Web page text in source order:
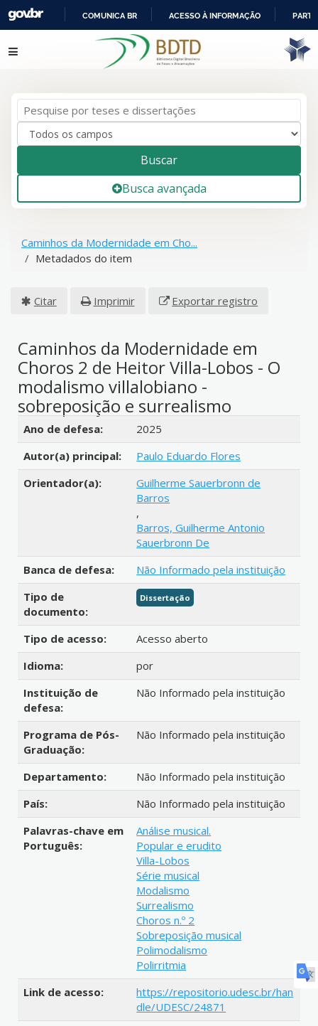
IR
PARA
COMUNICA BR ACESSO À INFORMAÇÃO
Pular para o conteúdo
Buscar
Busca avançada
Caminhos da Modernidade em Cho...
Metadados do item
Citar Imprimir Exportar registro
Caminhos da Modernidade em
Choros 2 de Heitor Villa-Lobos - O
modalismo villalobiano -
sobreposição e surrealismo
Detalhes bibliográficos
Ano de defesa:
2025
Autor(a) principal:
Paulo Eduardo Flores
Orientador(a):
Guilherme Sauerbronn de
Barros
,
Barros, Guilherme Antonio
Sauerbronn De
Banca de defesa:
Não Informado pela instituição
Tipo de
documento:
Dissertação
Tipo de acesso:
Acesso aberto
Idioma:
por
Instituição de
defesa:
Não Informado pela instituição
Programa de Pós-
Graduação:
Não Informado pela instituição
Departamento:
Não Informado pela instituição
País:
Não Informado pela instituição
Palavras-chave em
Português:
Análise musical.
Popular e erudito
Villa-Lobos
Série musical
Modalismo
Surrealismo
Choros n.º 2
Sobreposição musical
Polimodalismo
Polirritmia
Link de acesso:
https://repositorio.udesc.br/han
dle/UDESC/24871